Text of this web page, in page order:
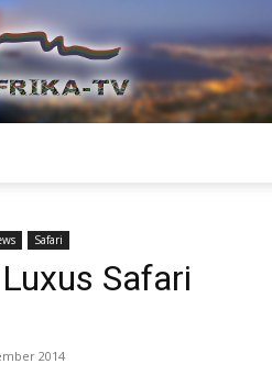
TV
Safari
Safari
2014